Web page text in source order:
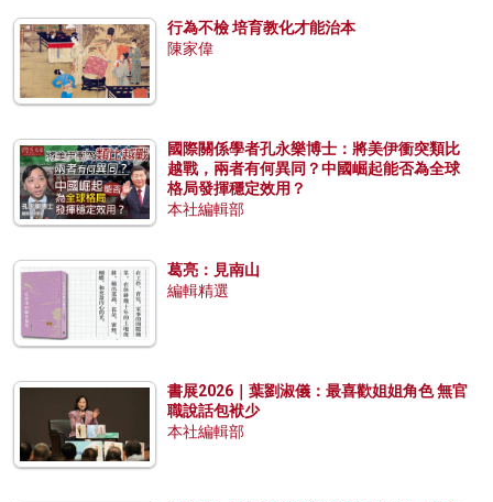
行為不檢 培育教化才能治本
陳家偉
國際關係學者孔永樂博士：將美伊衝突類比
越戰，兩者有何異同？中國崛起能否為全球
格局發揮穩定效用？
本社編輯部
葛亮：見南山
編輯精選
書展2026｜葉劉淑儀：最喜歡姐姐角色 無官
職說話包袱少
本社編輯部